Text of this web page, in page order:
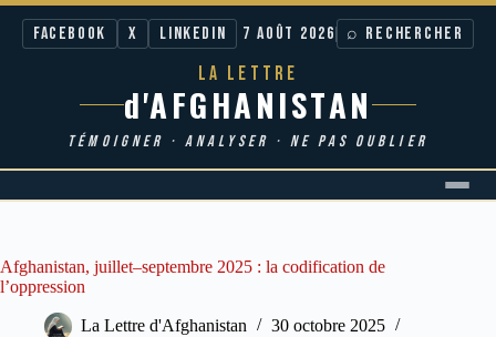
Facebook X LinkedIn 7 AOÛT 2026 ⌕ RECHERCHER
LA LETTRE
d'AFGHANISTAN
TÉMOIGNER · ANALYSER · NE PAS OUBLIER
Afghanistan, juillet–septembre 2025 : la codification de
l’oppression
La Lettre d'Afghanistan
30 octobre 2025